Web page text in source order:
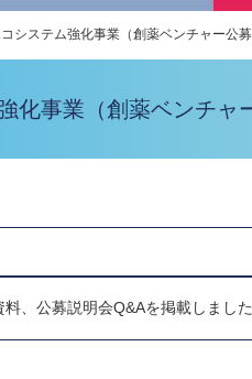
コシステム強化事業（創薬ベンチャー公
化事業（創薬ベンチ
、公募説明会Q&Aを掲載しまし